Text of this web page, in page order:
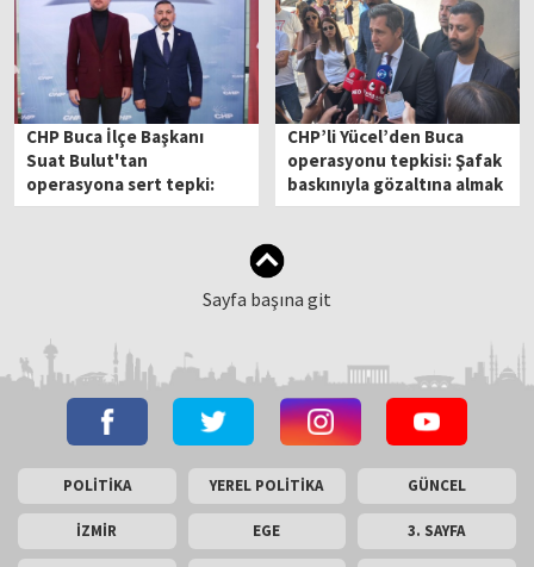
CHP Buca İlçe Başkanı
Suat Bulut'tan
operasyona sert tepki:
'Halkın iradesi
CHP’li Yücel’den Buca
operasyonu tepkisi: Şafak
baskınıyla gözaltına almak
hukuki değil!
Sayfa başına git
POLİTİKA YEREL POLİTİKA GÜNCEL
İZMİR EGE 3. SAYFA